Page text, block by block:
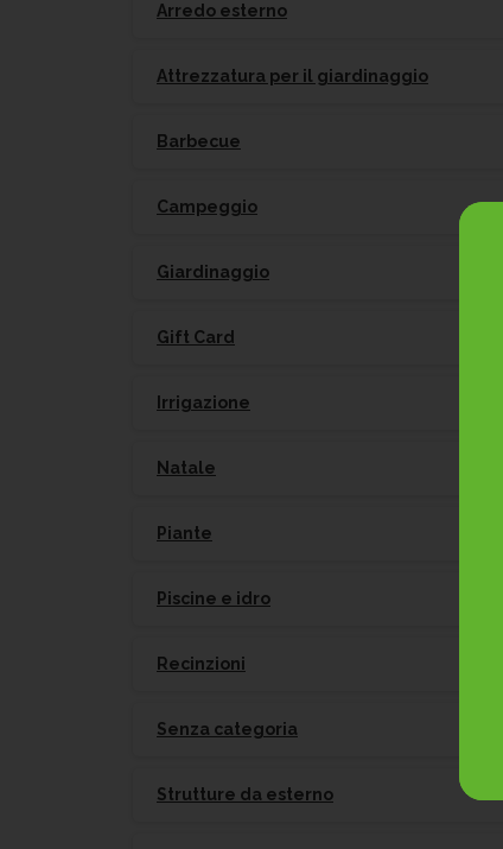
Arredo esterno
Attrezzatura per il giardinaggio
Barbecue
Campeggio
Giardinaggio
Gift Card
Irrigazione
Natale
Piante
Piscine e idro
Recinzioni
Senza categoria
Strutture da esterno